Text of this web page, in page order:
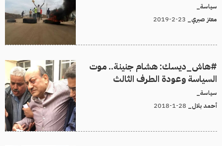
سياسة_
معتز صبري_
#هاش_ديسك: هشام جنينة.. موت
السياسة وعودة الطرف الثالث
سياسة_
أحمد بلال_